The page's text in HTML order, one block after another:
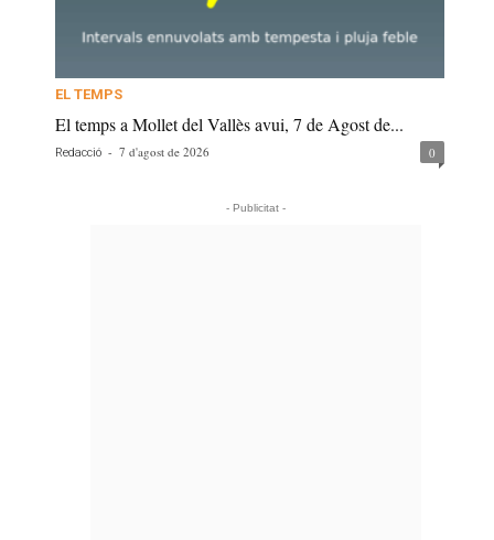
EL TEMPS
El temps a Mollet del Vallès avui, 7 de Agost de...
Redacció - 7 d'agost de 2026 0
- Publicitat -